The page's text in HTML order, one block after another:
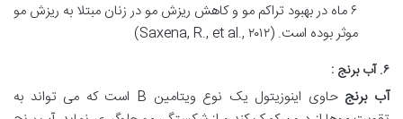
۶ ماه در بهبود تراکم مو و کاهش ریزش مو در زنان مبتلا به ریزش مو
موثر بوده است. (Saxena, R., et al., ۲۰۱۲)
۶. آب برنج :
آب برنج
حاوی اینوزیتول یک نوع ویتامین B است که می تواند به